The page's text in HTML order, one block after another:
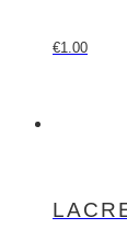
€1.00